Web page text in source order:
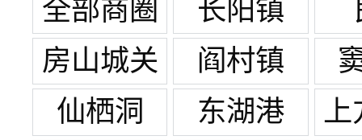
全部商圈
长阳镇
房山城关
阎村镇
仙栖洞
东湖港
上